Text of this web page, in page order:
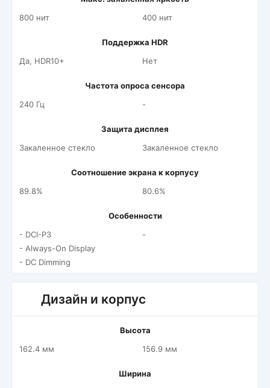
800 нит
400 нит
Поддержка HDR
Да, HDR10+
Нет
Частота опроса сенсора
240 Гц
-
Защита дисплея
Закаленное стекло
Закаленное стекло
Соотношение экрана к корпусу
89.8%
80.6%
Особенности
- DCI-P3
- Always-On Display
- DC Dimming
-
Дизайн и корпус
Высота
162.4 мм
156.9 мм
Ширина